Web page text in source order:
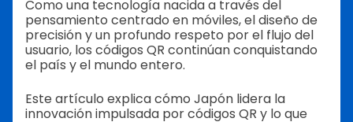
Como una tecnología nacida a través del
pensamiento centrado en móviles, el diseño de
precisión y un profundo respeto por el flujo del
usuario, los códigos QR continúan conquistando
el país y el mundo entero.
Este artículo explica cómo Japón lidera la
innovación impulsada por códigos QR y lo que